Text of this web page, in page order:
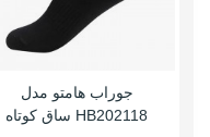
جوراب هامتو مدل
HB202118 ساق کوتاه